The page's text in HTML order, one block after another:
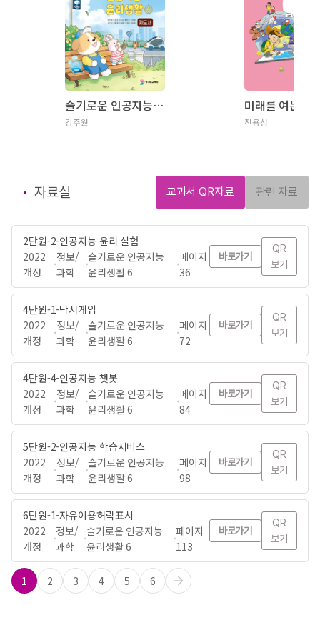
슬기로운 인공지능 윤리생활 6 지도서
강주원 진용성
자료실 교과서 QR자료 관련 자료
2단원-2-인공지능 윤리 실험
2022
개정
정보/
과학
슬기로운 인공지능
윤리생활 6
페이지
36
바로가기
QR
보기
4단원-1-낙서게임
2022
개정
정보/
과학
슬기로운 인공지능
윤리생활 6
페이지
72
바로가기
QR
보기
4단원-4-인공지능 챗봇
2022
개정
정보/
과학
슬기로운 인공지능
윤리생활 6
페이지
84
바로가기
QR
보기
5단원-2-인공지능 학습서비스
2022
개정
정보/
과학
슬기로운 인공지능
윤리생활 6
페이지
98
바로가기
QR
보기
6단원-1-자유이용허락표시
2022
개정
정보/
과학
슬기로운 인공지능
윤리생활 6
페이지
113
바로가기
QR
보기
1 2 3 4 5 6